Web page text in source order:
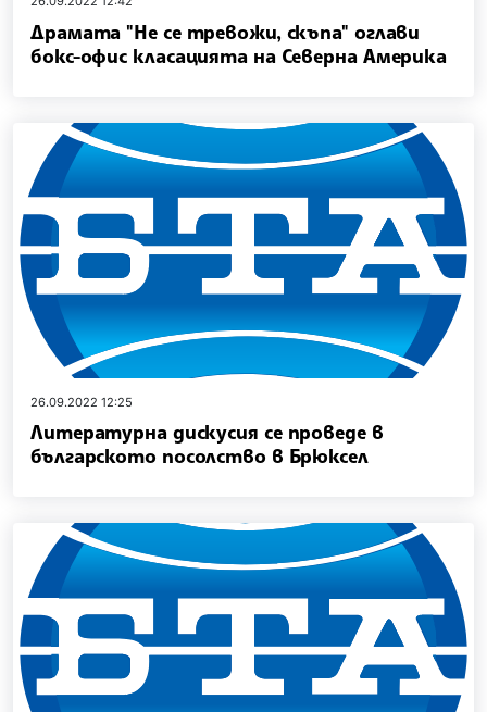
Драмата "Не се тревожи, скъпа" оглави
бокс-офис класацията на Северна Америка
26.09.2022 12:25
Литературна дискусия се проведе в
българското посолство в Брюксел